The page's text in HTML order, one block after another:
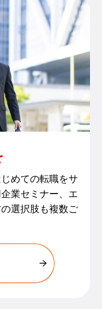
めての転職をサ
業セミナー、エ
選択肢も複数ご